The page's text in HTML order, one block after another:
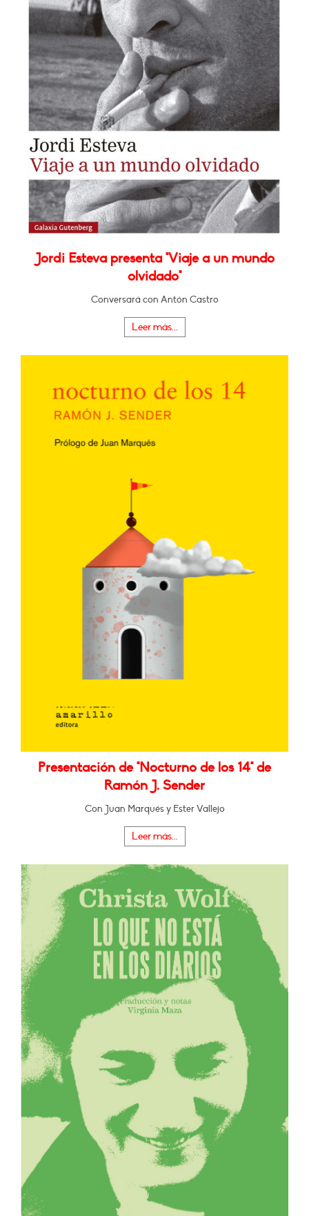
Jordi Esteva presenta "Viaje a un mundo
olvidado"
Conversará con Antón Castro
Leer más...
Presentación de "Nocturno de los 14" de
Ramón J. Sender
Con Juan Marqués y Ester Vallejo
Leer más...